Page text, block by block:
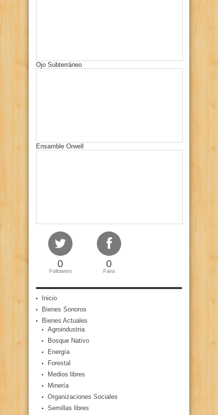
Ojo Subterráneo
Ensamble Orwell
0
Followers
0
Fans
Inicio
Bienes Sonoros
Bienes Actuales
Agroindustria
Bosque Nativo
Energía
Forestal
Medios libres
Minería
Organizaciones Sociales
Semillas libres